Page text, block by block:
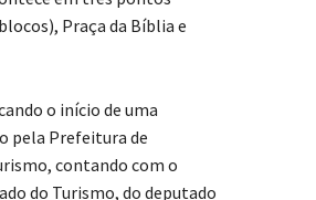
Praça da Bíblia e
o início de uma
pela Prefeitura de
contando com o
do Turismo, do deputado